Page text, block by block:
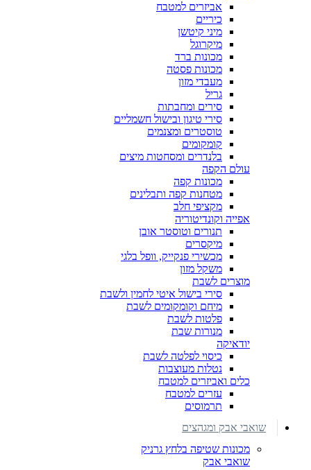
אביזרים למטבח
כיריים
מיני קיטשן
מיקרוגל
מכונות ברד
מכונות פסטה
מעבדי מזון
גריל
סירים ומחבתות
סירי טיגון ובישול חשמליים
טוסטרים ומצנמים
קומקומים
בלנדרים ומסחטות מיצים
עולם הקפה
מכונות קפה
מטחנות קפה ותבלינים
מקציפי חלב
אפייה וקונדיטוריה
תנורים וטוסטר אובן
מיקסרים
מכשירי פנקייק, וופל בלגי
משקל מזון
מוצרים לשבת
סירי בישול איטי לחמין ולשבת
מיחם וקומקומים לשבת
פלטות לשבת
מנורות שבת
יודאיקה
כיסוי לפלטה לשבת
נטלות מעוצבות
כלים ואביזרים למטבח
עזרים למטבח
תרמוסים
שואבי אבק ומגהצים
מכונות שטיפה בלחץ גרניק
שואבי אבק